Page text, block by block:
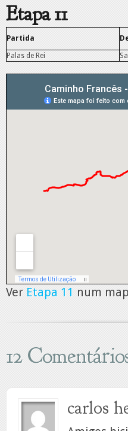
Etapa 11
Partida
Palas de Rei
Ver Etapa 11 num
12
carlos